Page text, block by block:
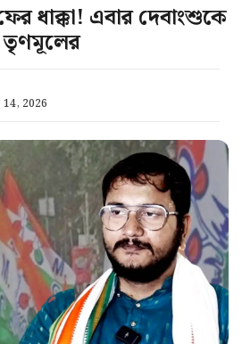
ধাক্কা! এবার দেবাংশুকে
তৃণমূলের
2026